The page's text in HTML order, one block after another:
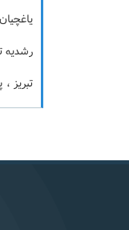
رشدیه
تبریز